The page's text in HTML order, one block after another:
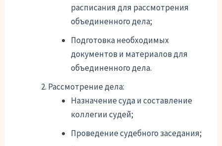
расписания для рассмотрения
объединенного дела;
Подготовка необходимых
документов и материалов для
объединенного дела.
Рассмотрение дела:
Назначение суда и составление
коллегии судей;
Проведение судебного заседания;